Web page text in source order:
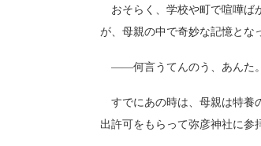
おそらく、学校や町で喧嘩ば
が、母親の中で奇妙な記憶とな
――何言うてんのう、あんた。
すでにあの時は、母親は特養
出許可をもらって弥彦神社に参